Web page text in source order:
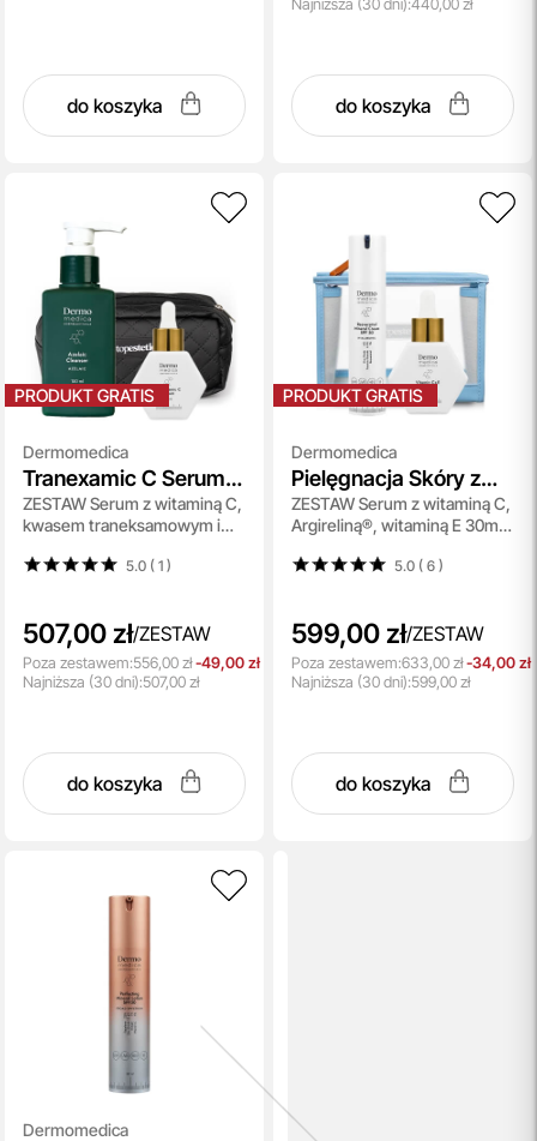
do koszyka
Najniższa (30 dni):440,00 zł
do koszyka
PRODUKT GRATIS
Dermomedica
Tranexamic C Serum +
Azelaic Cleanser
ZESTAW Serum z witaminą C,
kwasem traneksamowym i
Żel do mycia z kwasem
5.0 ( 1)
507,00 zł/ZESTAW
Poza zestawem:556,00 zł-49,00 zł
Najniższa (30 dni):507,00 zł
do koszyka
PRODUKT GRATIS
Dermomedica
Pielęgnacja Skóry z
Przebarwieniami
ZESTAW Serum z witaminą C,
Argireliną®, witaminą E 30ml
resweratrolem i filtrem 60 ml
5.0 ( 6)
599,00 zł/ZESTAW
Poza zestawem:633,00 zł-34,00 zł
Najniższa (30 dni):599,00 zł
do koszyka
Dermomedica